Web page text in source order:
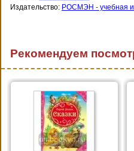
Издательство: РОСМЭН - учебная и
Рекомендуем